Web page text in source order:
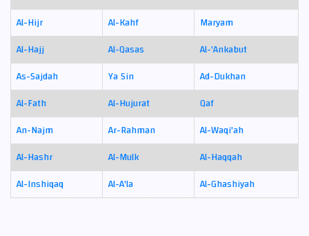
Al-Hijr
Al-Kahf
Maryam
Al-Hajj
Al-Qasas
Al-'Ankabut
As-Sajdah
Ya Sin
Ad-Dukhan
Al-Fath
Al-Hujurat
Qaf
An-Najm
Ar-Rahman
Al-Waqi'ah
Al-Hashr
Al-Mulk
Al-Haqqah
Al-Inshiqaq
Al-A'la Al-Ghashiyah